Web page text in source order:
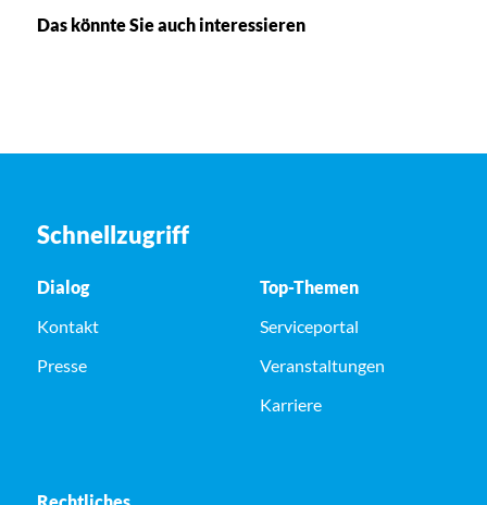
Das könnte Sie auch interessieren
Schnellzugriff
Dialog
Kontakt
Presse
Top-Themen
Serviceportal
Veranstaltungen
Karriere